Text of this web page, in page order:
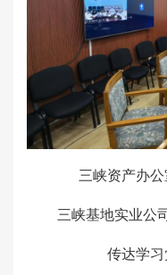
三峡资产办公
三峡基地实业公司
传达学习